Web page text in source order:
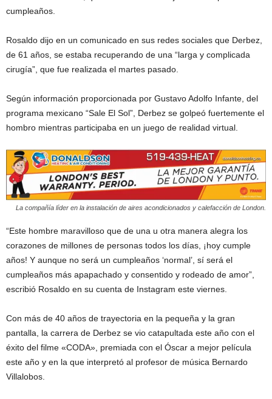
cumpleaños.
Rosaldo dijo en un comunicado en sus redes sociales que Derbez,
de 61 años, se estaba recuperando de una “larga y complicada
cirugía”, que fue realizada el martes pasado.
Según información proporcionada por Gustavo Adolfo Infante, del
programa mexicano “Sale El Sol”, Derbez se golpeó fuertemente el
hombro mientras participaba en un juego de realidad virtual.
La compañía líder en la instalación de aires acondicionados y calefacción de London.
“Este hombre maravilloso que de una u otra manera alegra los
corazones de millones de personas todos los días, ¡hoy cumple
años! Y aunque no será un cumpleaños ‘normal’, sí será el
cumpleaños más apapachado y consentido y rodeado de amor”,
escribió Rosaldo en su cuenta de Instagram este viernes.
Con más de 40 años de trayectoria en la pequeña y la gran
pantalla, la carrera de Derbez se vio catapultada este año con el
éxito del filme «CODA», premiada con el Óscar a mejor película
este año y en la que interpretó al profesor de música Bernardo
Villalobos.